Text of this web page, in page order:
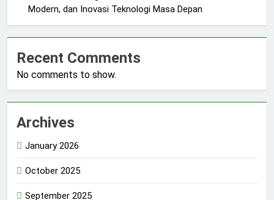
Modern, dan Inovasi Teknologi Masa Depan
Recent Comments
No comments to show.
Archives
January 2026
October 2025
September 2025